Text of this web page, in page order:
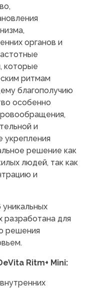
органов и
которые
ритмам
благополучию
особенно
и
укрепления
решение как
людей, так как
и
разработана для
решения
Ritm+ Mini: